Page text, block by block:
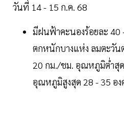
วันที่ 14 - 15 ก.ค. 68
มีฝนฟ้าคะนองร้อยละ
ตกหนักบางแห่ง ลมตะวัน
20 กม./ชม. อุณหภูมิต่ำสุด
อุณหภูมิสูงสุด 28 - 35 อง